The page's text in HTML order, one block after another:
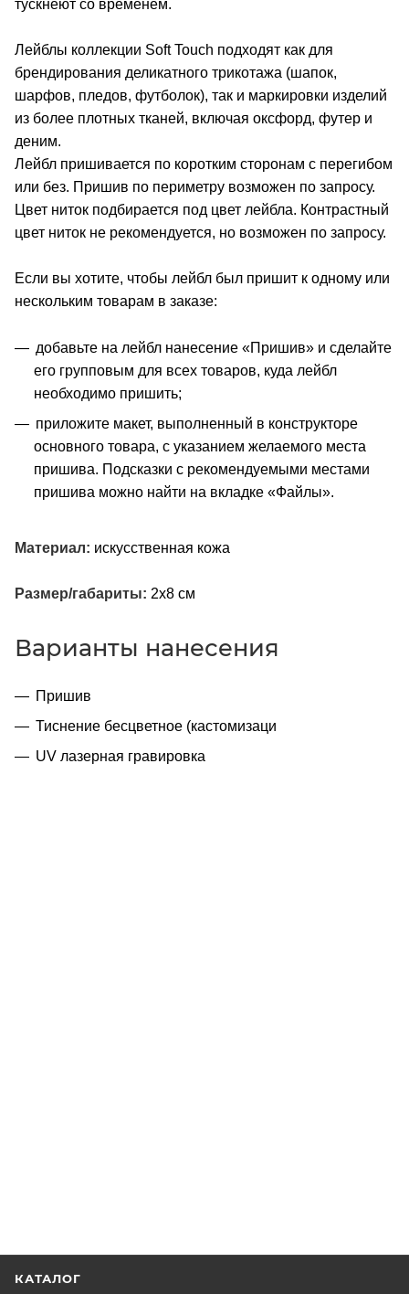
тускнеют со временем.
Лейблы коллекции Soft Touch подходят как для
брендирования деликатного трикотажа (шапок,
шарфов, пледов, футболок), так и маркировки изделий
из более плотных тканей, включая оксфорд, футер и
деним.
Лейбл пришивается по коротким сторонам с перегибом
или без. Пришив по периметру возможен по запросу.
Цвет ниток подбирается под цвет лейбла. Контрастный
цвет ниток не рекомендуется, но возможен по запросу.
Если вы хотите, чтобы лейбл был пришит к одному или
нескольким товарам в заказе:
добавьте на лейбл нанесение «Пришив» и сделайте
его групповым для всех товаров, куда лейбл
необходимо пришить;
приложите макет, выполненный в конструкторе
основного товара, с указанием желаемого места
пришива. Подсказки с рекомендуемыми местами
пришива можно найти на вкладке «Файлы».
Материал: искусственная кожа
Размер/габариты: 2х8 см
Варианты нанесения
Пришив
Тиснение бесцветное (кастомизаци
UV лазерная гравировка
КАТАЛОГ